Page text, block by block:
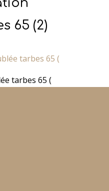
65 (2)
tarbes 65 (